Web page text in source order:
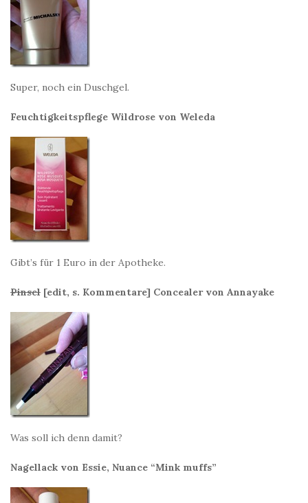
Super, noch ein Duschgel.
Feuchtigkeitspflege Wildrose von Weleda
Gibt’s für 1 Euro in der Apotheke.
Pinsel [edit, s. Kommentare] Concealer von Annayake
Was soll ich denn damit?
Nagellack von Essie, Nuance “Mink muffs”